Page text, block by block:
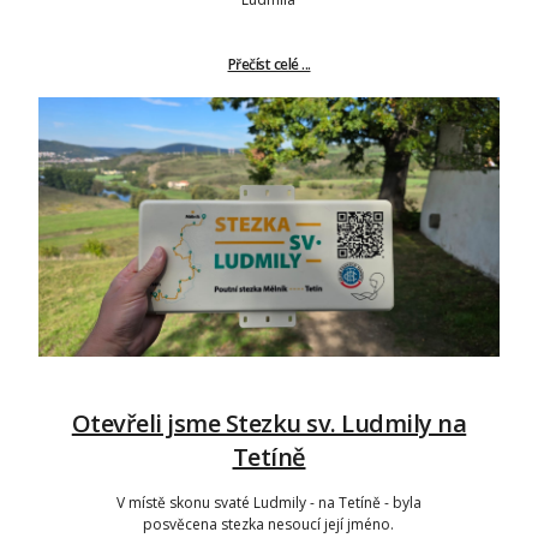
Přečíst celé ...
Otevřeli jsme Stezku sv. Ludmily na
Tetíně
V místě skonu svaté Ludmily - na Tetíně - byla
posvěcena stezka nesoucí její jméno.